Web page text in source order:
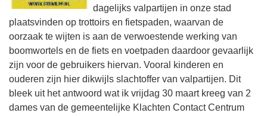
dagelijks valpartijen in onze stad
plaatsvinden op trottoirs en fietspaden, waarvan de
oorzaak te wijten is aan de verwoestende werking van
boomwortels en de fiets en voetpaden daardoor gevaarlijk
zijn voor de gebruikers hiervan. Vooral kinderen en
ouderen zijn hier dikwijls slachtoffer van valpartijen. Dit
bleek uit het antwoord wat ik vrijdag 30 maart kreeg van 2
dames van de gemeentelijke Klachten Contact Centrum